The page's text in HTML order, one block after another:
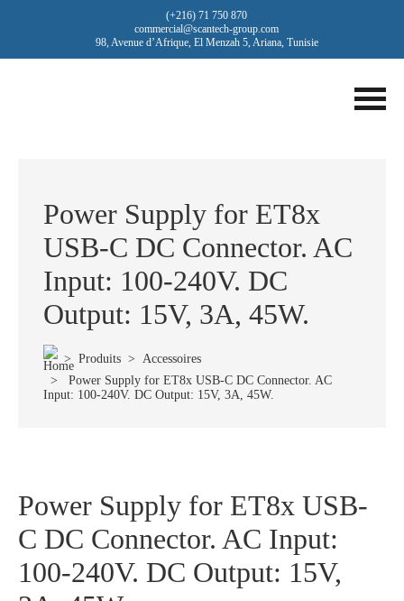
(+216) 71 750 870
commercial@scantech-group.com
98, Avenue d’Afrique, El Menzah 5, Ariana, Tunisie
Power Supply for ET8x
USB-C DC Connector. AC
Input: 100-240V. DC
Output: 15V, 3A, 45W.
> Produits > Accessoires
> Power Supply for ET8x USB-C DC Connector. AC
Input: 100-240V. DC Output: 15V, 3A, 45W.
Power Supply for ET8x USB-
C DC Connector. AC Input:
100-240V. DC Output: 15V,